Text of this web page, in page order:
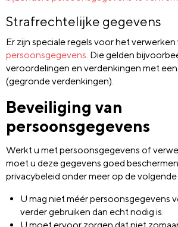
Strafrechtelijke gegevens
Er zijn speciale regels voor het verwerken
persoonsgegevens. Die gelden
veroordelingen en verdenkingen met
(gegronde verdenkingen).
Beveiliging van
persoonsgegevens
Werkt u met persoonsgegevens of
moet u deze gegevens goed
privacybeleid onder meer op de volgende
U mag niet méér persoonsgegevens
verder gebruiken dan echt nodig is.